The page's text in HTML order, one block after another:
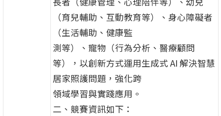
（育兒輔助、互動教育等）、身心障礙者
（生活輔助、健康監
測等）、寵物（行為分析、醫療顧問
等），以創新方式運用生成式 AI 解決智慧
居家照護問題，強化跨
領域學習與實踐應用。
二、競賽資訊如下：